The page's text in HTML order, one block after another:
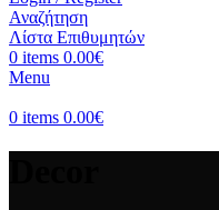
Αναζήτηση
Λίστα Επιθυμητών
0 items 0.00€
Menu
0 items 0.00€